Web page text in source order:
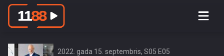
Yana Bruk par jaunajām attiecībām:
2022. gada 15. septembris, S05 E05